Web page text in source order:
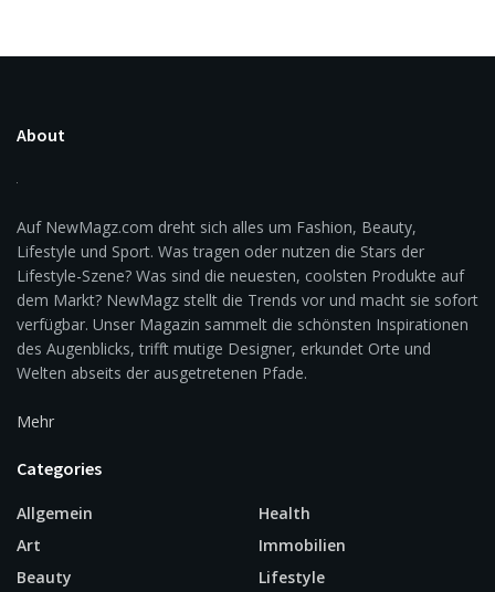
About
Auf NewMagz.com dreht sich alles um Fashion, Beauty,
Lifestyle und Sport. Was tragen oder nutzen die Stars der
Lifestyle-Szene? Was sind die neuesten, coolsten Produkte auf
dem Markt? NewMagz stellt die Trends vor und macht sie sofort
verfügbar. Unser Magazin sammelt die schönsten Inspirationen
des Augenblicks, trifft mutige Designer, erkundet Orte und
Welten abseits der ausgetretenen Pfade.
Mehr
Categories
Allgemein
Art
Beauty
Health
Immobilien
Lifestyle